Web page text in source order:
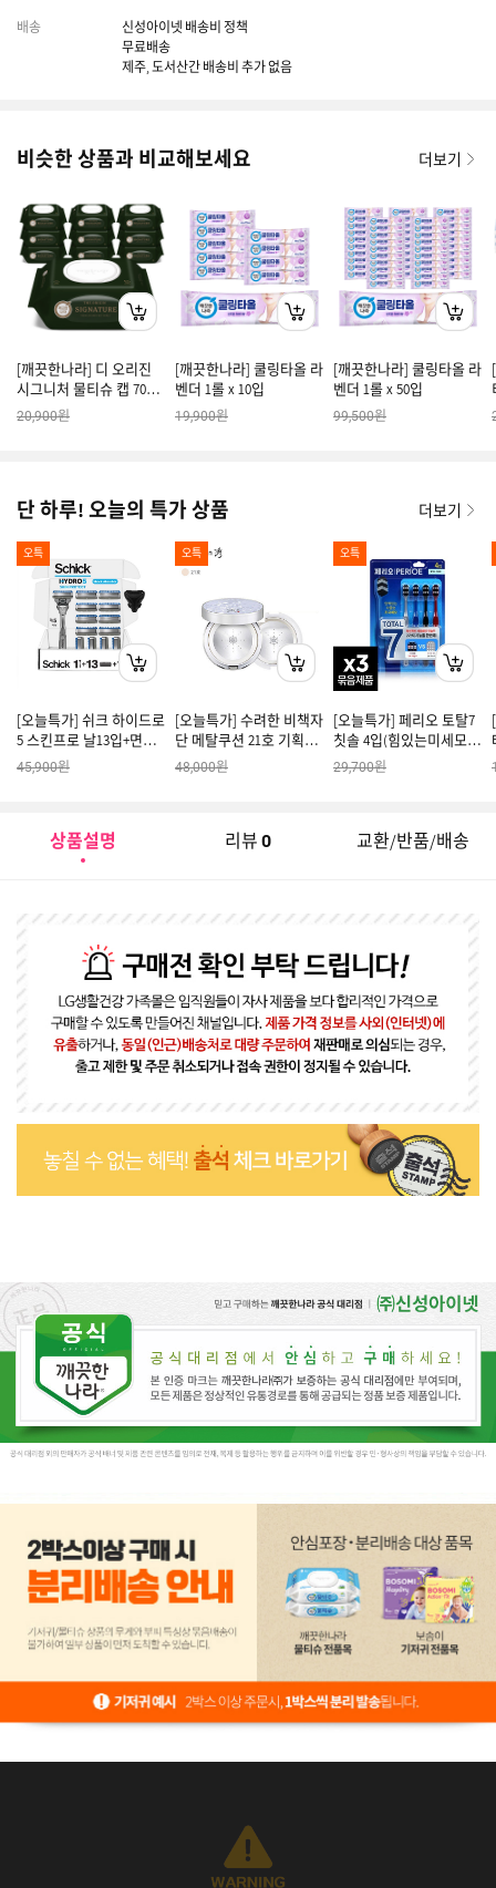
배송
신성아이넷 배송비 정책
무료배송
제주, 도서산간 배송비 추가 없음
비슷한 상품과 비교해보세요 더보기
[깨끗한나라] 디 오리진
시그니처 물티슈 캡 70매
x 10팩
20,900원
[깨끗한나라] 쿨링타올 라
벤더 1롤 x 10입
19,900원
[깨끗한나라] 쿨링타올 라
벤더 1롤 x 50입
99,500원
단 하루! 오늘의 특가 상품 더보기
오특
[오늘특가] 쉬크 하이드로
5 스킨프로 날13입+면도
기+커버1
45,900원
오특
[오늘특가] 수려한 비책자
단 메탈쿠션 21호 기획세
트
48,000원
오특
[오늘특가] 페리오 토탈7
칫솔 4입(힘있는미세모)
x3개
29,700원
상품설명 리뷰 0 교환/반품/배송